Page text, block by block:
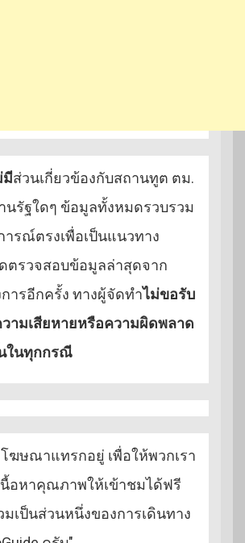
มีส่วนเกี่ยวข้องกับสถานทูต ตม.
นรัฐใดๆ ข้อมูลทั้งหมดรวบรวม
ารณ์ตรงเพื่อเป็นแนวทาง
ตรวจสอบข้อมูลล่าสุดจาก
ารอีกครั้ง ทางผู้จัดทำไม่ขอรับ
ามเสียหายหรือความผิดพลาด
ในทุกกรณี
ฆษณาแทรกอยู่ เพื่อให้พวกเรา
นื้อหาคุณภาพให้เข้าชมได้ฟรี
เป็นส่วนหนึ่งของการเดินทาง